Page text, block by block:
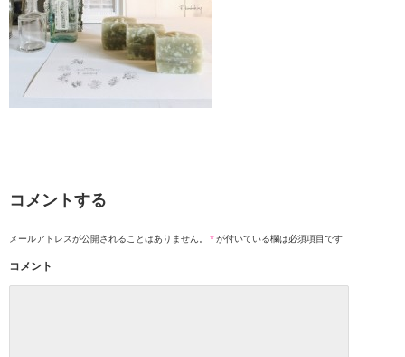
コメントする
メールアドレスが公開されることはありません。 *が付いている欄は必須項目です
コメント